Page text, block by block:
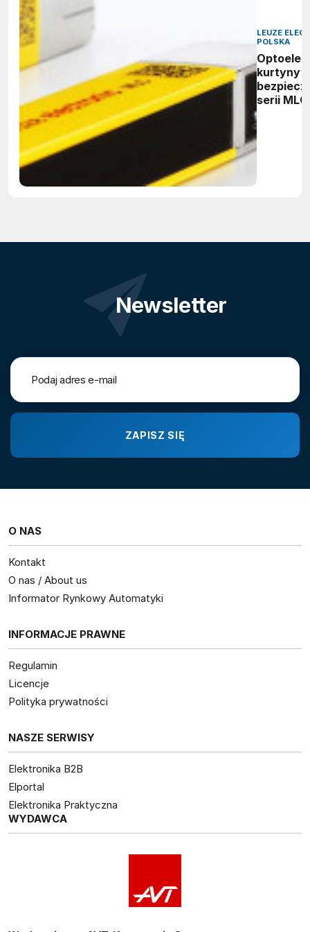
LEUZE
POLSKA
kurtyny
serii MLC
Newsletter
O NAS
Kontakt
O nas / About us
Informator Rynkowy Automatyki
INFORMACJE PRAWNE
Regulamin
Licencje
Polityka prywatności
NASZE SERWISY
Elektronika B2B
Elportal
Elektronika Praktyczna
WYDAWCA